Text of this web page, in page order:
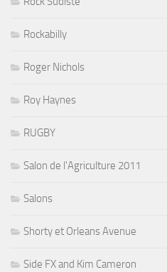
Rockabilly
Roger Nichols
Roy Haynes
RUGBY
Salon de l'Agriculture 2011
Salons
Shorty et Orleans Avenue
Side FX and Kim Cameron